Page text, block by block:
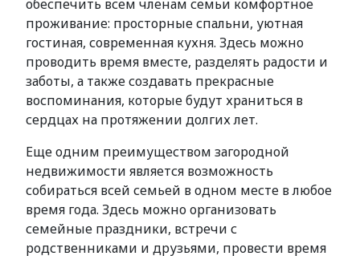
обеспечить всем членам семьи комфортное
проживание: просторные спальни, уютная
гостиная, современная кухня. Здесь можно
проводить время вместе, разделять радости и
заботы, а также создавать прекрасные
воспоминания, которые будут храниться в
сердцах на протяжении долгих лет.
Еще одним преимуществом загородной
недвижимости является возможность
собираться всей семьей в одном месте в любое
время года. Здесь можно организовать
семейные праздники, встречи с
родственниками и друзьями, провести время